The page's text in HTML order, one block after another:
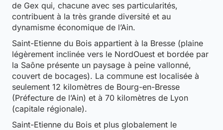
de Gex qui, chacune avec ses particularités,
contribuent à la très grande diversité et au
dynamisme économique de l’Ain.
Saint-Etienne du Bois appartient à la Bresse (plaine
légèrement inclinée vers le NordOuest et bordée par
la Saône présente un paysage à peine vallonné,
couvert de bocages). La commune est localisée à
seulement 12 kilomètres de Bourg-en-Bresse
(Préfecture de l’Ain) et à 70 kilomètres de Lyon
(capitale régionale).
Saint-Etienne du Bois et plus globalement le